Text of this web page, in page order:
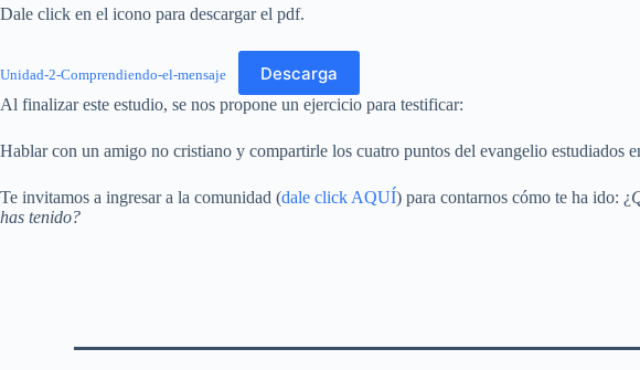
Dale click en el icono para descargar el pdf.
Unidad-2-Comprendiendo-el-mensaje Descarga
Al finalizar este estudio, se nos propone un ejercicio para testificar:
Hablar con un amigo no cristiano y compartirle los cuatro puntos del evangelio estudiados
Te invitamos a ingresar a la comunidad (dale click AQUÍ) para contarnos cómo te ha ido: ¿
has tenido?